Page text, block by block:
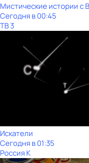
Мистические истории с
Сегодня в 00:45
ТВ 3
Искатели
Сегодня в 01:35
Россия К